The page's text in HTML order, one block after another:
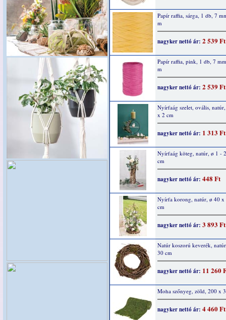
Papír raffia, sárga, 1 db, 7
m
nagyker nettó ár: 2 539 Ft
Papír raffia, pink, 1 db, 7
m
nagyker nettó ár: 2 539 Ft
Nyírfaág szelet, ovális,
x 2 cm
nagyker nettó ár: 1 313 Ft
Nyírfaág köteg, natúr, ø 1 -
cm
nagyker nettó ár: 448 Ft
Nyírfa korong, natúr, ø 40 x
cm
nagyker nettó ár: 3 893 Ft
Natúr koszorú keverék,
30 cm
nagyker nettó ár: 11 260
Moha szőnyeg, zöld, 200 x
nagyker nettó ár: 4 460 Ft